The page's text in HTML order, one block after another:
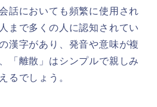
話においても頻繁に使用され
まで多くの人に認知されてい
漢字があり、発音や意味が複
「離散」はシンプルで親しみ
るでしょう。